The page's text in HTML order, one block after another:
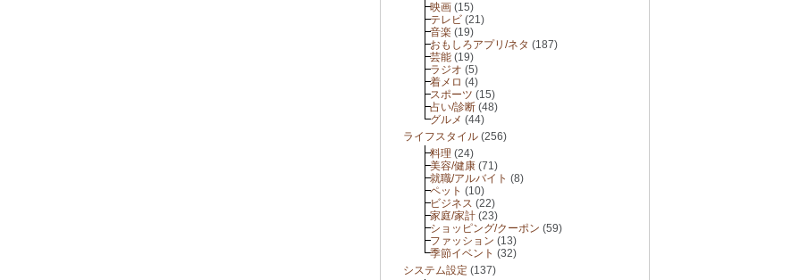
映画 (15)
テレビ (21)
音楽 (19)
おもしろアプリ/ネタ (187)
芸能 (19)
ラジオ (5)
着メロ (4)
スポーツ (15)
占い/診断 (48)
グルメ (44)
ライフスタイル (256)
料理 (24)
美容/健康 (71)
就職/アルバイト (8)
ペット (10)
ビジネス (22)
家庭/家計 (23)
ショッピング/クーポン (59)
ファッション (13)
季節イベント (32)
システム設定 (137)